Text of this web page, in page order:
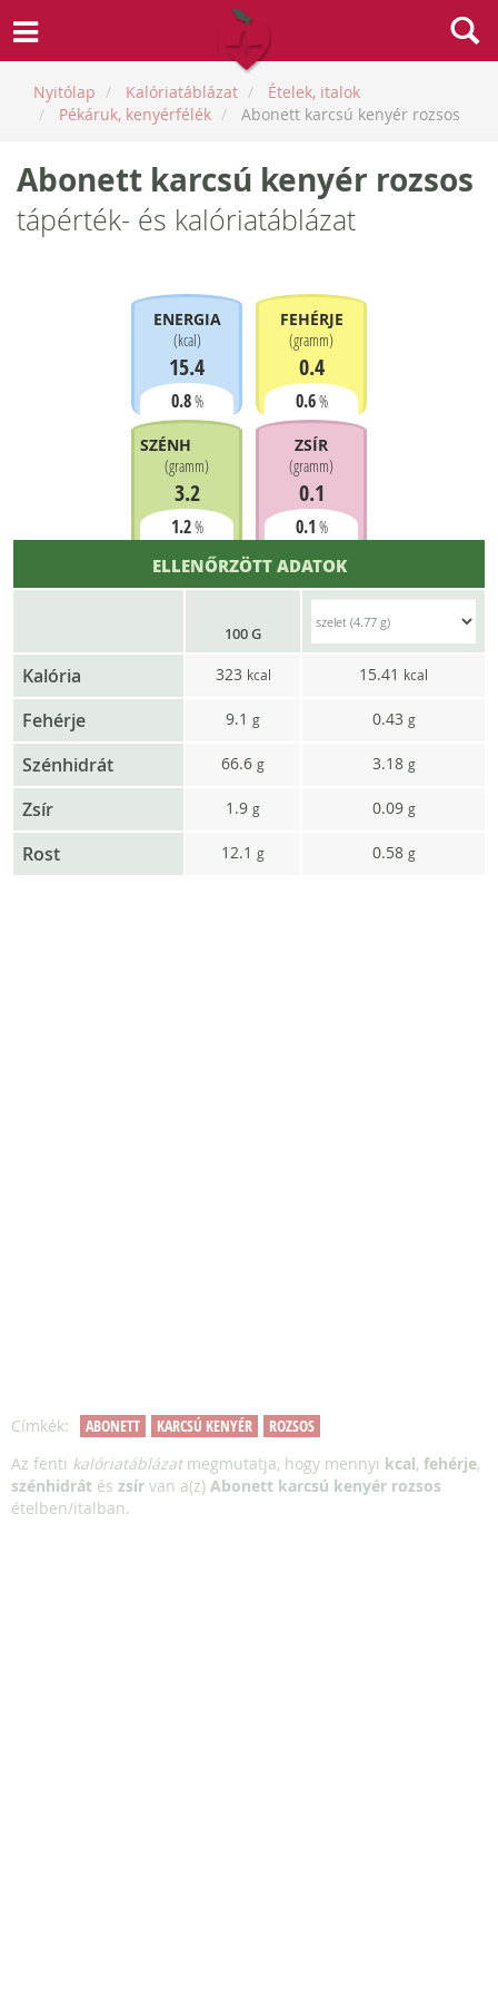
Nyitólap Kalóriatáblázat
Ételek, italok
Pékáruk, kenyérfélék
Abonett karcsú kenyér rozsos
Abonett karcsú kenyér rozsos
tápérték- és kalóriatáblázat
ENERGIA
(kcal)
15.4
0.8%
FEHÉRJE
(gramm)
0.4
0.6%
SZÉNHIDRÁT
(gramm)
3.2
1.2%
ZSÍR
(gramm)
0.1
0.1 %
ELLENŐRZÖTT ADATOK
100 G
Kalória 323 kcal 15.41 kcal
Fehérje 9.1 g 0.43 g
Szénhidrát 66.6 g 3.18 g
Zsír 1.9 g 0.09 g
Rost 12.1 g 0.58 g
Címkék: ABONETT KARCSÚ KENYÉR
ROZSOS
Az fenti kalóriatáblázatmegmutatja, hogy mennyi kcal, fehérje,
szénhidrát és zsír van a(z) Abonett karcsú kenyér rozsos
ételben/italban.